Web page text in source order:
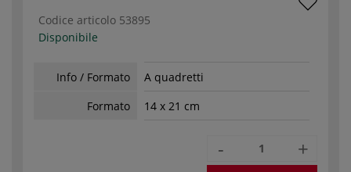
Codice articolo 53895
Disponibile
Info / Formato
A quadretti
Formato
14 x 21 cm
- +